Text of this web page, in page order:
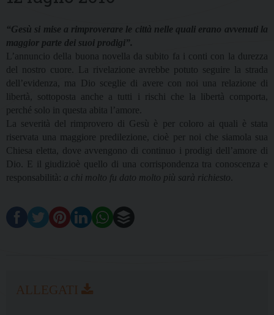
“Gesù si mise a rimproverare le città nelle quali erano avvenuti la
maggior parte dei suoi prodigi”.
L’annuncio della buona novella da subito fa i conti con la durezza
del nostro cuore. La rivelazione avrebbe potuto seguire la strada
dell’evidenza, ma Dio sceglie di avere con noi una relazione di
libertà, sottoposta anche a tutti i rischi che la libertà comporta,
perché solo in questa abita l’amore.
La severità del rimprovero di Gesù è per coloro ai quali è stata
riservata una maggiore predilezione, cioè per noi che siamola sua
Chiesa eletta, dove avvengono di continuo i prodigi dell’amore di
Dio. E il giudizioè quello di una corrispondenza tra conoscenza e
responsabilità: a chi molto fu dato molto più sarà richiesto